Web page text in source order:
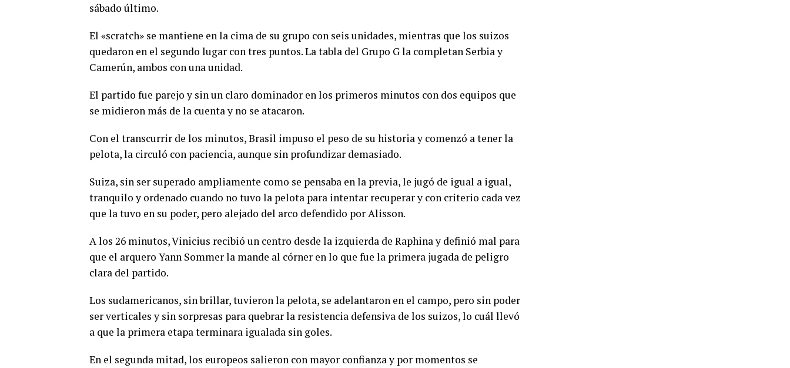
sábado último.
El «scratch» se mantiene en la cima de su grupo con seis unidades, mientras que los suizos
quedaron en el segundo lugar con tres puntos. La tabla del Grupo G la completan Serbia y
Camerún, ambos con una unidad.
El partido fue parejo y sin un claro dominador en los primeros minutos con dos equipos que
se midieron más de la cuenta y no se atacaron.
Con el transcurrir de los minutos, Brasil impuso el peso de su historia y comenzó a tener la
pelota, la circuló con paciencia, aunque sin profundizar demasiado.
Suiza, sin ser superado ampliamente como se pensaba en la previa, le jugó de igual a igual,
tranquilo y ordenado cuando no tuvo la pelota para intentar recuperar y con criterio cada vez
que la tuvo en su poder, pero alejado del arco defendido por Alisson.
A los 26 minutos, Vinicius recibió un centro desde la izquierda de Raphina y definió mal para
que el arquero Yann Sommer la mande al córner en lo que fue la primera jugada de peligro
clara del partido.
Los sudamericanos, sin brillar, tuvieron la pelota, se adelantaron en el campo, pero sin poder
ser verticales y sin sorpresas para quebrar la resistencia defensiva de los suizos, lo cuál llevó
a que la primera etapa terminara igualada sin goles.
En el segunda mitad, los europeos salieron con mayor confianza y por momentos se